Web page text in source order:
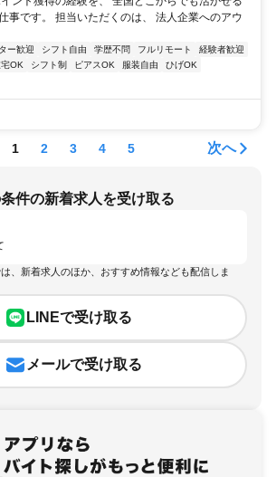
事です。 担当いただくのは、 法人企業へのアウ
ー歓迎 シフト自由 学歴不問 フルリモート
経験者歓迎
OK シフト制 ピアスOK 服装自由
ひげOK
1 2 3 4 5 次へ
件の新着求人を受け取る
は、新着求人のほか、おすすめ情報なども配信しま
LINEで受け取る
メールで受け取る